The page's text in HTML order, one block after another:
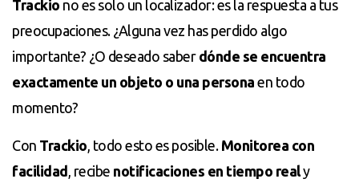
Trackio no es solo un localizador: es la respuesta a tus
preocupaciones. ¿Alguna vez has perdido algo
importante? ¿O deseado saber dónde se encuentra
exactamente un objeto o una persona en todo
momento?
Con Trackio , todo esto es posible. Monitorea con
facilidad , recibe notificaciones en tiempo realy